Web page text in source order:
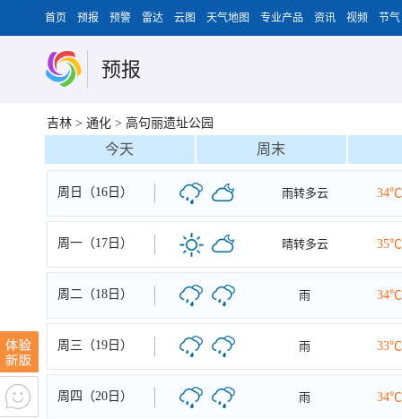
首页 预报 预警 雷达 云图 天气地图 专业产品 资讯 视频 节气
预报
吉林 > 通化 > 高句丽遗址公园
今天 周末
周日（16日） 雨转多云 34℃
周一（17日） 晴转多云 35℃
周二（18日） 雨 34℃
周三（19日） 雨 33℃
周四（20日） 雨 34℃